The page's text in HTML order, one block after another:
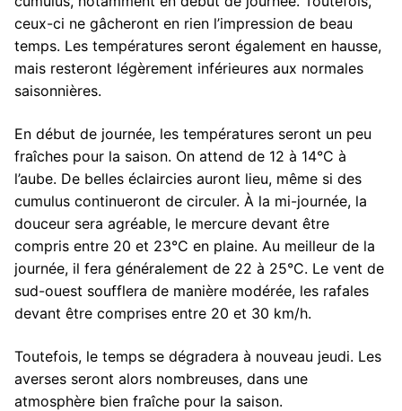
ceux-ci ne gâcheront en rien l’impression de beau
temps. Les températures seront également en hausse,
mais resteront légèrement inférieures aux normales
saisonnières.
En début de journée, les températures seront un peu
fraîches pour la saison. On attend de 12 à 14°C à
l’aube. De belles éclaircies auront lieu, même si des
cumulus continueront de circuler. À la mi-journée, la
douceur sera agréable, le mercure devant être
compris entre 20 et 23°C en plaine. Au meilleur de la
journée, il fera généralement de 22 à 25°C. Le vent de
sud-ouest soufflera de manière modérée, les rafales
devant être comprises entre 20 et 30 km/h.
Toutefois, le temps se dégradera à nouveau jeudi. Les
averses seront alors nombreuses, dans une
atmosphère bien fraîche pour la saison.